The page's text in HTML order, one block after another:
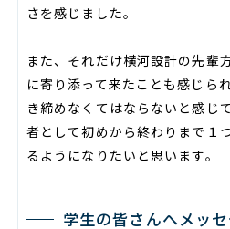
さを感じました。
また、それだけ横河設計の先輩
に寄り添って来たことも感じら
き締めなくてはならないと感じ
者として初めから終わりまで１
るようになりたいと思います。
学生の皆さんへメッ